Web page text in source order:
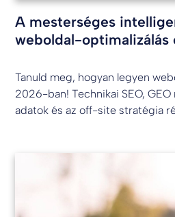
A mesterséges
weboldal-optimalizálás
Tanuld meg, hogyan legyen
2026-ban! Technikai SEO,
adatok és az off-site stratégia